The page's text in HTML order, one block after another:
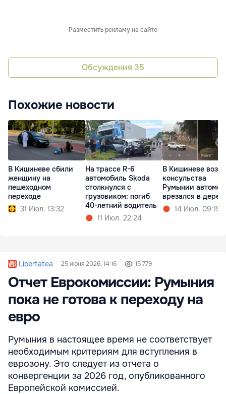
Разместить рекламу на сайте
Обсуждения 35
Похожие новости
В Кишиневе сбили
женщину на
пешеходном
переходе
31 Июл. 13:32
На трассе R-6
автомобиль Skoda
столкнулся с
грузовиком: погиб
40-летний водитель
11 Июл. 22:24
В Кишиневе возле
консульства
Румынии
врезался в
14 Июл. 09:19
Libertatea 25 июня 2026, 14:16 15 779
Отчет Еврокомиссии: Румыния
пока не готова к переходу на
евро
Румыния в настоящее время не соответствует
необходимым критериям для вступления в
еврозону. Это следует из отчета о
конвергенции за 2026 год, опубликованного
Европейской комиссией.